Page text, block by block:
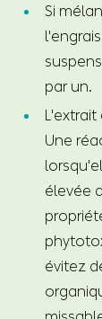
Si
par un.
Une
élevée
évitez